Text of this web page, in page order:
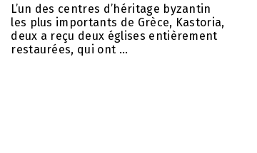
L’un des centres d’héritage byzantin
les plus importants de Grèce, Kastoria,
deux a reçu deux églises entièrement
restaurées, qui ont ...